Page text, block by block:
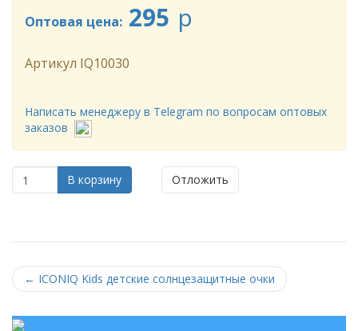
Оптовая цена: 295 p
Артикул IQ10030
Написать менеджеру в Telegram по вопросам оптовых
заказов
В корзину Отложить
← ICONIQ Kids детские солнцезащитные очки